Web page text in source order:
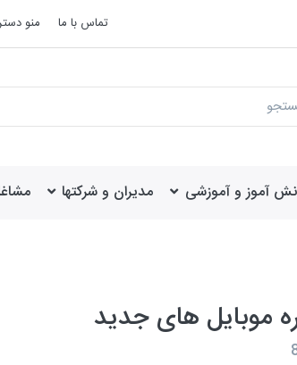
تماس با ما منو
آموز و آموزشی مدیران و شرکتها
موبایل های جدید